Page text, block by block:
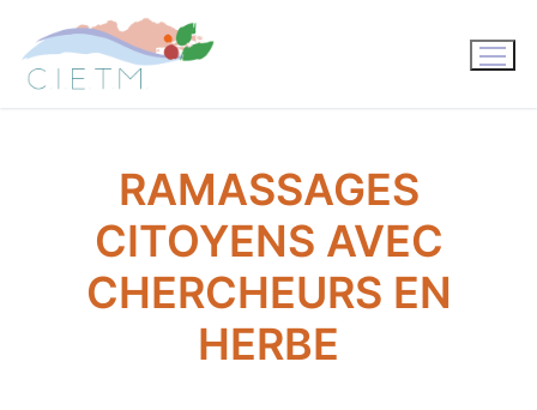
contenu
RAMASSAGES
CITOYENS AVEC
CHERCHEURS EN
HERBE